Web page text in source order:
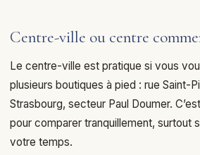
Centre-ville ou centre
Le centre-ville est pratique si vous
plusieurs boutiques à pied : rue Saint-
Strasbourg, secteur Paul Doumer.
pour comparer tranquillement, surtout
votre temps.